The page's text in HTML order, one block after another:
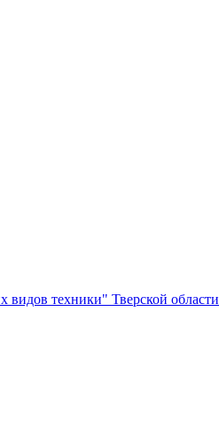
видов техники" Тверской области